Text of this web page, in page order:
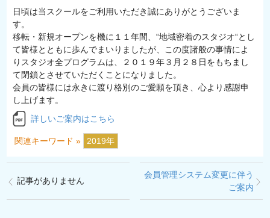
日頃は当スクールをご利用いただき誠にありがとうございま
す。
移転・新規オープンを機に１１年間、“地域密着のスタジオ“とし
て皆様とともに歩んでまいりましたが、この度諸般の事情によ
りスタジオ全プログラムは、２０１９年３月２８日をもちまし
て閉鎖とさせていただくことになりました。
会員の皆様には永きに渡り格別のご愛願を頂き、心より感謝申
し上げます。
詳しいご案内はこちら
関連キーワード » 2019年
記事がありません
会員管理システム変更に伴う
ご案内